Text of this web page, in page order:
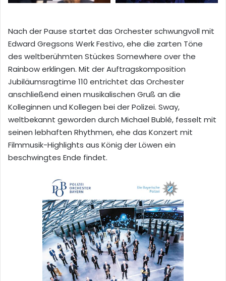
Nach der Pause startet das Orchester schwungvoll mit
Edward Gregsons Werk Festivo, ehe die zarten Töne
des weltberühmten Stückes Somewhere over the
Rainbow erklingen. Mit der Auftragskomposition
Jubiläumsragtime 110 entrichtet das Orchester
anschließend einen musikalischen Gruß an die
Kolleginnen und Kollegen bei der Polizei. Sway,
weltbekannt geworden durch Michael Bublé, fesselt mit
seinen lebhaften Rhythmen, ehe das Konzert mit
Filmmusik-Highlights aus König der Löwen ein
beschwingtes Ende findet.